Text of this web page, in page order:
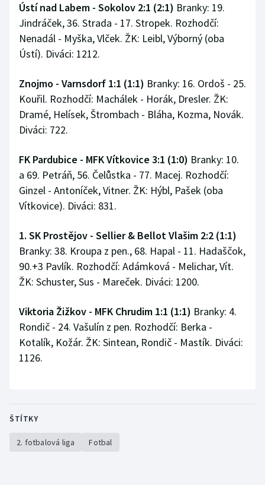
Ústí nad Labem - Sokolov 2:1 (2:1) Branky: 19.
Jindráček, 36. Strada - 17. Stropek. Rozhodčí:
Nenadál - Myška, Vlček. ŽK: Leibl, Výborný (oba
Ústí). Diváci: 1212.
Znojmo - Varnsdorf 1:1 (1:1) Branky: 16. Ordoš - 25.
Kouřil. Rozhodčí: Machálek - Horák, Dresler. ŽK:
Dramé, Helísek, Štrombach - Bláha, Kozma, Novák.
Diváci: 722.
FK Pardubice - MFK Vítkovice 3:1 (1:0) Branky: 10.
a 69. Petráň, 56. Čelůstka - 77. Macej. Rozhodčí:
Ginzel - Antoníček, Vitner. ŽK: Hýbl, Pašek (oba
Vítkovice). Diváci: 831.
1. SK Prostějov - Sellier & Bellot Vlašim 2:2 (1:1)
Branky: 38. Kroupa z pen., 68. Hapal - 11. Hadaščok,
90.+3 Pavlík. Rozhodčí: Adámková - Melichar, Vít.
ŽK: Schuster, Sus - Mareček. Diváci: 1200.
Viktoria Žižkov - MFK Chrudim 1:1 (1:1) Branky: 4.
Rondič - 24. Vašulín z pen. Rozhodčí: Berka -
Kotalík, Kožár. ŽK: Sintean, Rondič - Mastík. Diváci:
1126.
ŠTÍTKY
2. fotbalová liga Fotbal